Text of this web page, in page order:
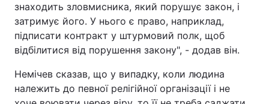
знаходить зловмисника, який порушує закон, і
затримує його. У нього є право, наприклад,
підписати контракт у штурмовий полк, щоб
відбілитися від порушення закону", - додав він.
Немічев сказав, що у випадку, коли людина
належить до певної релігійної організації і не